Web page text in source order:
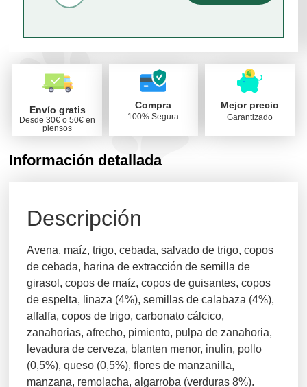
Envío gratis
Desde 30€ o 50€ en
piensos
Compra
100% Segura
Mejor precio
Garantizado
Información detallada
Descripción
Avena, maíz, trigo, cebada, salvado de trigo, copos
de cebada, harina de extracción de semilla de
girasol, copos de maíz, copos de guisantes, copos
de espelta, linaza (4%), semillas de calabaza (4%),
alfalfa, copos de trigo, carbonato cálcico,
zanahorias, afrecho, pimiento, pulpa de zanahoria,
levadura de cerveza, blanten menor, inulin, pollo
(0,5%), queso (0,5%), flores de manzanilla,
manzana, remolacha, algarroba (verduras 8%).